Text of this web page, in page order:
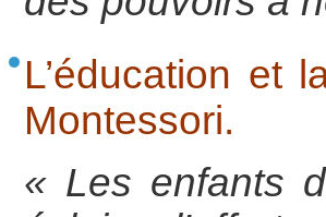
L’éducation et
Montessori.
« Les enfants